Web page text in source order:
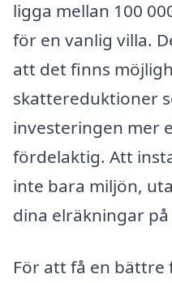
ligga mellan 100
för en vanlig villa.
att det finns
skattereduktioner
investeringen mer
fördelaktig. Att
inte bara miljön,
dina elräkningar
För att få en bättre